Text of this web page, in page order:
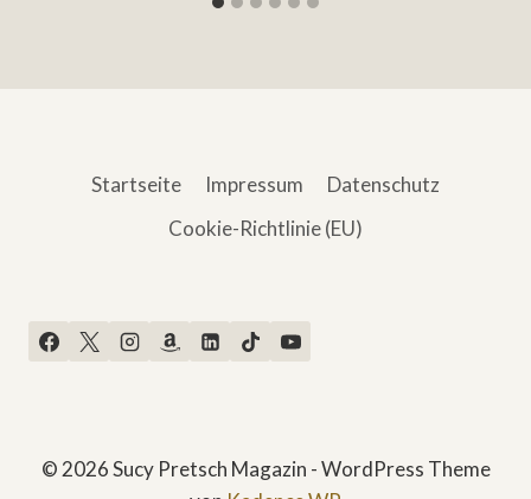
Startseite Impressum
Datenschutz
Cookie-Richtlinie (EU)
© 2026 Sucy Pretsch Magazin - WordPress Theme